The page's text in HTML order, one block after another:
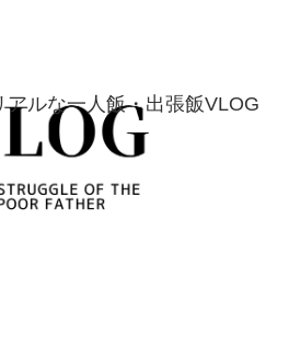
ルな一人飯・出張飯VLOG